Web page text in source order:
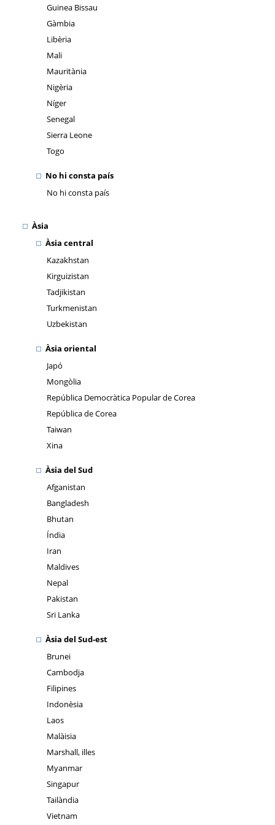
Guinea Bissau
Gàmbia
Libèria
Mali
Mauritània
Nigèria
Níger
Senegal
Sierra Leone
Togo
No hi consta país
No hi consta país
Àsia
Àsia central
Kazakhstan
Kirguizistan
Tadjikistan
Turkmenistan
Uzbekistan
Àsia oriental
Japó
Mongòlia
República Democràtica Popular de Corea
República de Corea
Taiwan
Xina
Àsia del Sud
Afganistan
Bangladesh
Bhutan
Índia
Iran
Maldives
Nepal
Pakistan
Sri Lanka
Àsia del Sud-est
Brunei
Cambodja
Filipines
Indonèsia
Laos
Malàisia
Marshall, illes
Myanmar
Singapur
Tailàndia
Vietnam